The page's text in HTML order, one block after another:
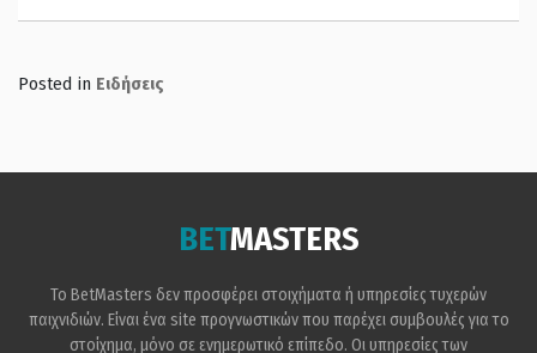
Posted in Ειδήσεις
BETMASTERS
Το BetMasters δεν προσφέρει στοιχήματα ή υπηρεσίες τυχερών
παιχνιδιών. Είναι ένα site προγνωστικών που παρέχει συμβουλές για το
στοίχημα, μόνο σε ενημερωτικό επίπεδο. Οι υπηρεσίες των